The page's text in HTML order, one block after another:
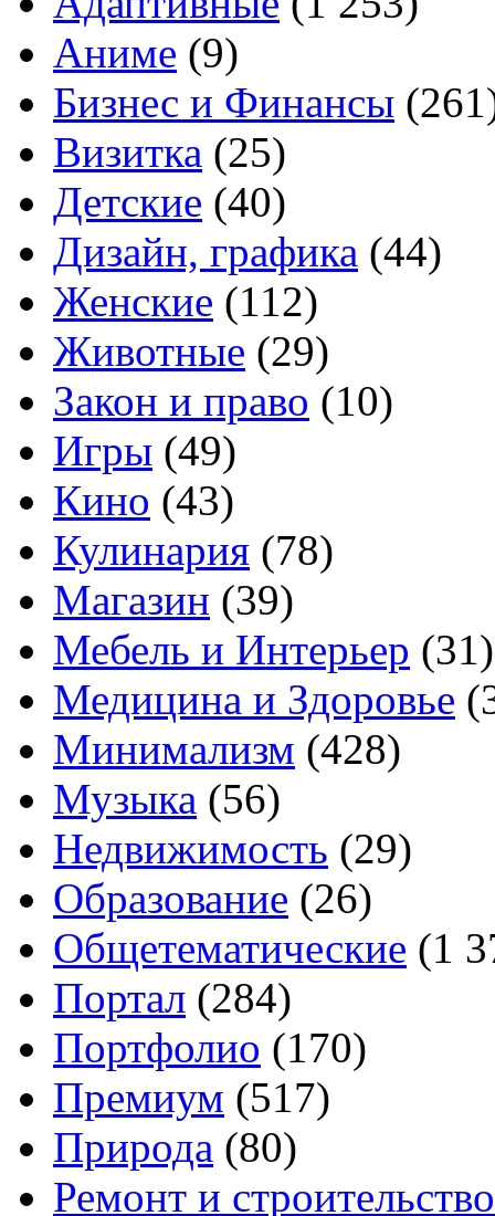
Аниме (9)
Бизнес и Финансы
Визитка (25)
Детские (40)
Дизайн, графика (44)
Женские (112)
Животные (29)
Закон и право (10)
Игры (49)
Кино (43)
Кулинария (78)
Магазин (39)
Мебель и Интерьер (31)
Медицина и Здоровье
Минимализм (428)
Музыка (56)
Недвижимость (29)
Образование (26)
Общетематические (1
Портал (284)
Портфолио (170)
Премиум (517)
Природа (80)
Ремонт и строительство